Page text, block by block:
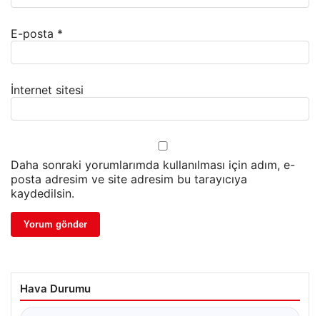
E-posta *
İnternet sitesi
Daha sonraki yorumlarımda kullanılması için adım, e-
posta adresim ve site adresim bu tarayıcıya
kaydedilsin.
Hava Durumu